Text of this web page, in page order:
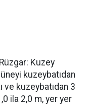
Kuzey
kuzeybatıdan
ve kuzeybatıdan 3
ila 2,0 m, yer yer